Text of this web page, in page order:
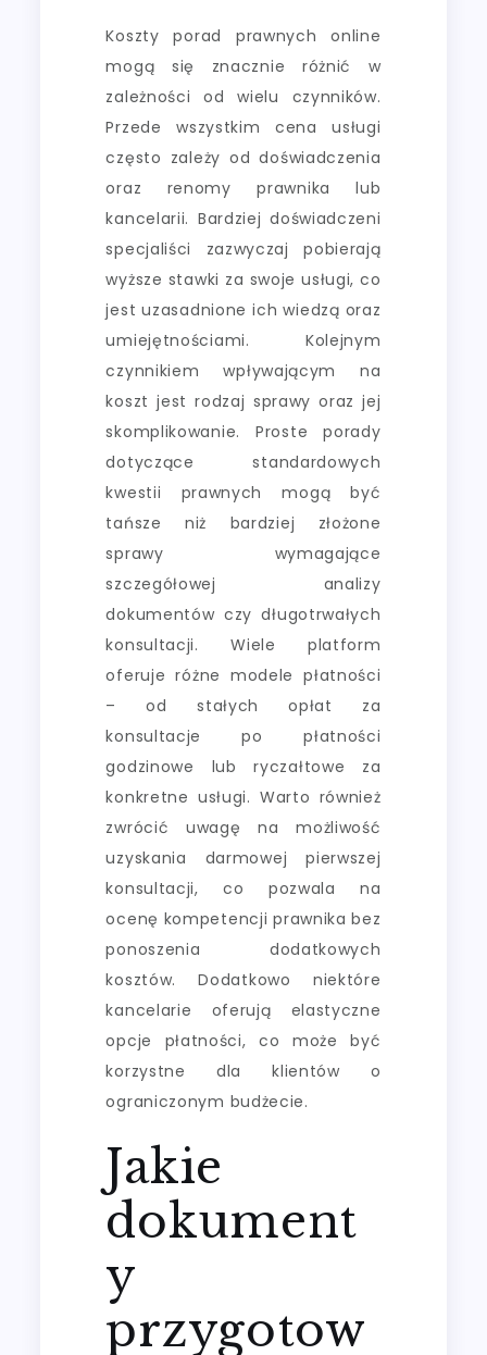
Koszty porad prawnych online
mogą się znacznie różnić w
zależności od wielu czynników.
Przede wszystkim cena usługi
często zależy od doświadczenia
oraz renomy prawnika lub
kancelarii. Bardziej doświadczeni
specjaliści zazwyczaj pobierają
wyższe stawki za swoje usługi, co
jest uzasadnione ich wiedzą oraz
umiejętnościami. Kolejnym
czynnikiem wpływającym na
koszt jest rodzaj sprawy oraz jej
skomplikowanie. Proste porady
dotyczące standardowych
kwestii prawnych mogą być
tańsze niż bardziej złożone
sprawy wymagające
szczegółowej analizy
dokumentów czy długotrwałych
konsultacji. Wiele platform
oferuje różne modele płatności
– od stałych opłat za
konsultacje po płatności
godzinowe lub ryczałtowe za
konkretne usługi. Warto również
zwrócić uwagę na możliwość
uzyskania darmowej pierwszej
konsultacji, co pozwala na
ocenę kompetencji prawnika bez
ponoszenia dodatkowych
kosztów. Dodatkowo niektóre
kancelarie oferują elastyczne
opcje płatności, co może być
korzystne dla klientów o
ograniczonym budżecie.
Jakie
dokument
y
przygotow